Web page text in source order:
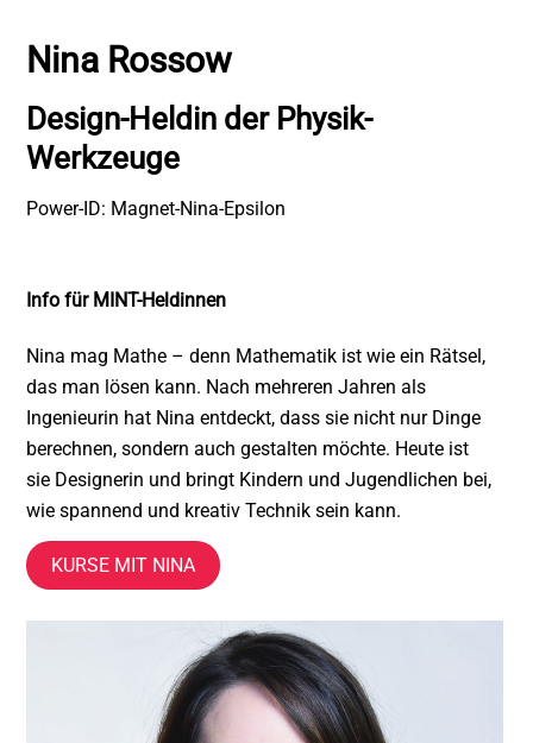
Inhalt
springenNina Rossow
Design-Heldin der Physik-
Werkzeuge
Power-ID: Magnet-Nina-Epsilon
Info für MINT-Heldinnen
Nina mag Mathe – denn Mathematik ist wie ein Rätsel,
das man lösen kann. Nach mehreren Jahren als
Ingenieurin hat Nina entdeckt, dass sie nicht nur Dinge
berechnen, sondern auch gestalten möchte. Heute ist
sie Designerin und bringt Kindern und Jugendlichen bei,
wie spannend und kreativ Technik sein kann.
KURSE MIT NINA